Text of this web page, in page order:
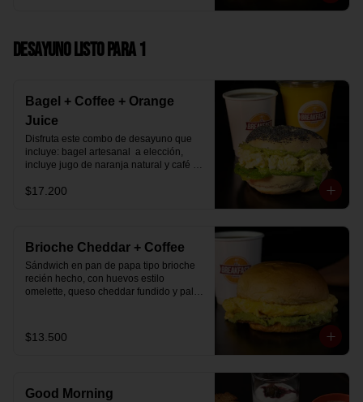
Desayuno Listo para 1
Bagel + Coffee + Orange
Juice
Disfruta este combo de desayuno que
incluye: bagel artesanal  a elección,
incluye jugo de naranja natural y café o
$17.200
Brioche Cheddar + Coffee
Sándwich en pan de papa tipo brioche
recién hecho, con huevos estilo
omelette, queso cheddar fundido y palta,
Se envía en bolsa delivery.
$13.500
Good Morning